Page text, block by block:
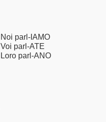
Noi parl-IAMO
Voi parl-ATE
Loro parl-ANO